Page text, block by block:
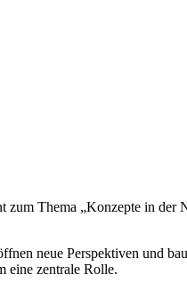
Thema „Konzepte in der
neue Perspektiven und
eine zentrale Rolle.